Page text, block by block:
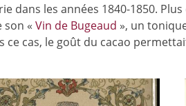
dans les années 1840-1850.
son « Vin de Bugeaud », un
ce cas, le goût du cacao